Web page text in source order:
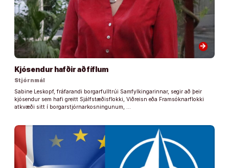
arrow_forward
Kjósendur hafðir að fíflum
Stjórnmál
Sabine Leskopf, fráfarandi borgarfulltrúi Samfylkingarinnar, segir að þeir
kjósendur sem hafi greitt Sjálfstæðisflokki, Viðreisn eða Framsóknarflokki
atkvæði sitt í borgarstjórnarkosningunum, …